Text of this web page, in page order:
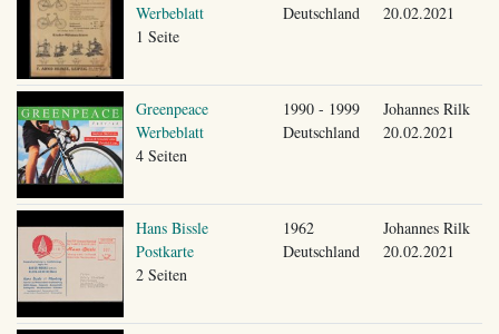
Werbeblatt
1 Seite
Deutschland
20.02.2021
Greenpeace
Werbeblatt
4 Seiten
1990 - 1999
Deutschland
Johannes Rilk
20.02.2021
Hans Bissle
Postkarte
2 Seiten
1962
Deutschland
Johannes Rilk
20.02.2021